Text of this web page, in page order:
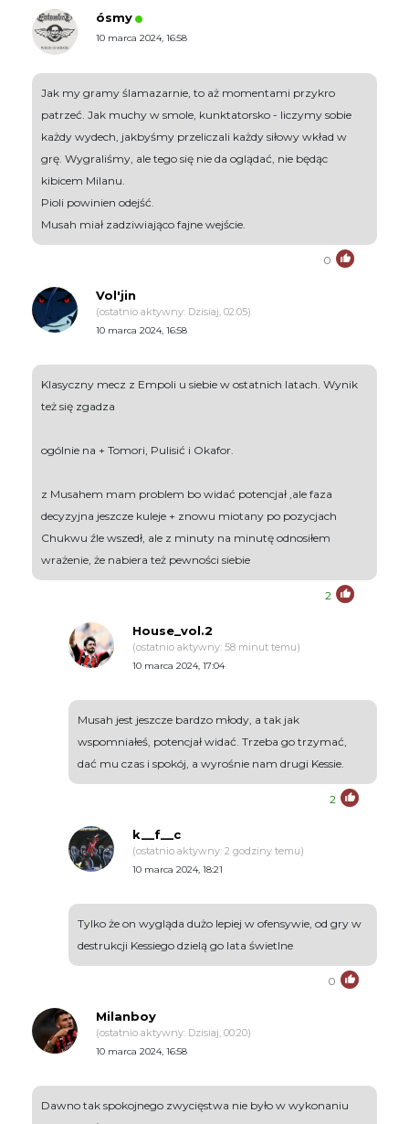
ósmy
10 marca 2024, 16:58
Jak my gramy ślamazarnie, to aż momentami przykro
patrzeć. Jak muchy w smole, kunktatorsko - liczymy sobie
każdy wydech, jakbyśmy przeliczali każdy siłowy wkład w
grę. Wygraliśmy, ale tego się nie da oglądać, nie będąc
kibicem Milanu.
Pioli powinien odejść.
Musah miał zadziwiająco fajne wejście.
0
Vol'jin
(ostatnio aktywny: Dzisiaj, 02:05)
10 marca 2024, 16:58
Klasyczny mecz z Empoli u siebie w ostatnich latach. Wynik
też się zgadza
ogólnie na + Tomori, Pulisić i Okafor.
z Musahem mam problem bo widać potencjał ,ale faza
decyzyjna jeszcze kuleje + znowu miotany po pozycjach
Chukwu źle wszedł, ale z minuty na minutę odnosiłem
wrażenie, że nabiera też pewności siebie
2
House_vol.2
(ostatnio aktywny: 58 minut temu)
10 marca 2024, 17:04
Musah jest jeszcze bardzo młody, a tak jak
wspomniałeś, potencjał widać. Trzeba go trzymać,
dać mu czas i spokój, a wyrośnie nam drugi Kessie.
2
k__f__c
(ostatnio aktywny: 2 godziny temu)
10 marca 2024, 18:21
Tylko że on wygląda dużo lepiej w ofensywie, od gry w
destrukcji Kessiego dzielą go lata świetlne
0
Milanboy
(ostatnio aktywny: Dzisiaj, 00:20)
10 marca 2024, 16:58
Dawno tak spokojnego zwycięstwa nie było w wykonaniu